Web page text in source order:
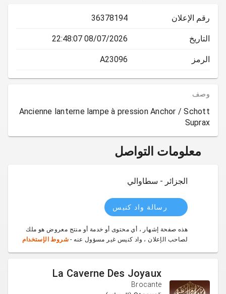
رقم الإعلان 36378194
التاريخ 08/07/2026 22:48:07
الرمز A23096
وصف
Ancienne lanterne lampe à pression Anchor / Schott
Suprax
معلومات التواصل
الجزائر - سطاوالي
رسالة واد كنيس
هذه صفحة إشهار ، أي محتوى أو خدمة أو منتج معروض هو ملك
لصاحب الإعلان ، واد كنيس غير مسؤول عنه - شروط الإستخدام
La Caverne Des Joyaux
Brocante